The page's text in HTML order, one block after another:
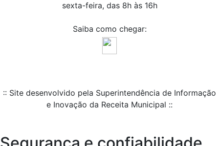
sexta-feira, das 8h às 16h
Saiba como chegar:
:: Site desenvolvido pela Superintendência de Informação
e Inovação da Receita Municipal ::